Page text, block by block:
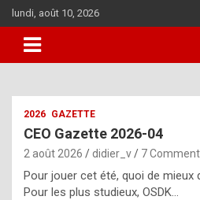
Skip
to
content
lundi, août 10, 2026
i
2026 GAZETTE
CEO Gazette 2026-04
2 août 2026 didier_v 7
Pour jouer cet été, quoi de mieux
Pour les plus studieux, OSDK…